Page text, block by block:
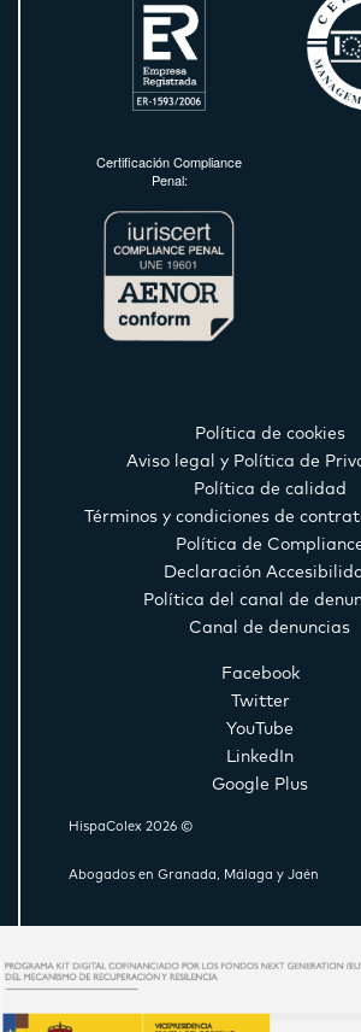
Certificación Compliance
Penal:
Política de cookies
Aviso legal y Política de
Política de calidad
Términos y condiciones de
Política de
Declaración
Política del canal de
Canal de denuncias
Facebook
Twitter
YouTube
LinkedIn
Google Plus
HispaColex 2026 ©
Abogados en Granada, Málaga y Jaén